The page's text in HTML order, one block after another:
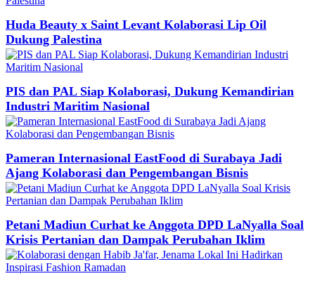
Huda Beauty x Saint Levant Kolaborasi Lip Oil
Dukung Palestina
PIS dan PAL Siap Kolaborasi, Dukung Kemandirian
Industri Maritim Nasional
Pameran Internasional EastFood di Surabaya Jadi
Ajang Kolaborasi dan Pengembangan Bisnis
Petani Madiun Curhat ke Anggota DPD LaNyalla Soal
Krisis Pertanian dan Dampak Perubahan Iklim